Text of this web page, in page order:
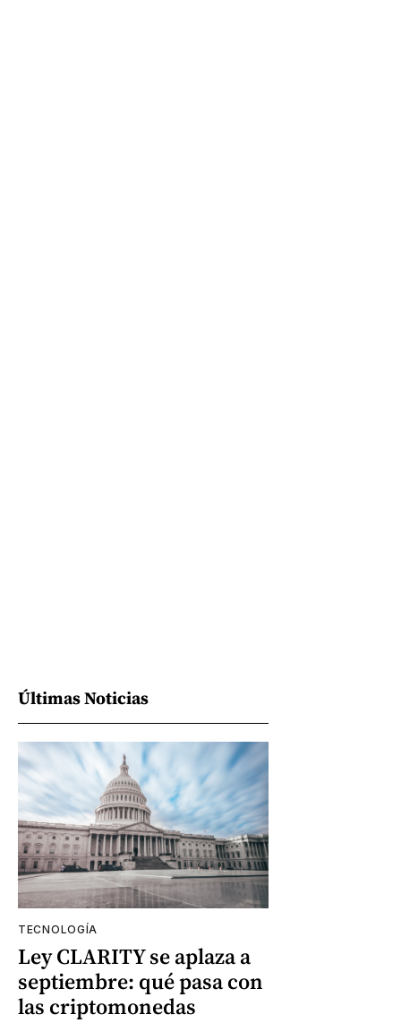
Últimas Noticias
TECNOLOGÍA
Ley CLARITY se aplaza a
septiembre: qué pasa con
las criptomonedas